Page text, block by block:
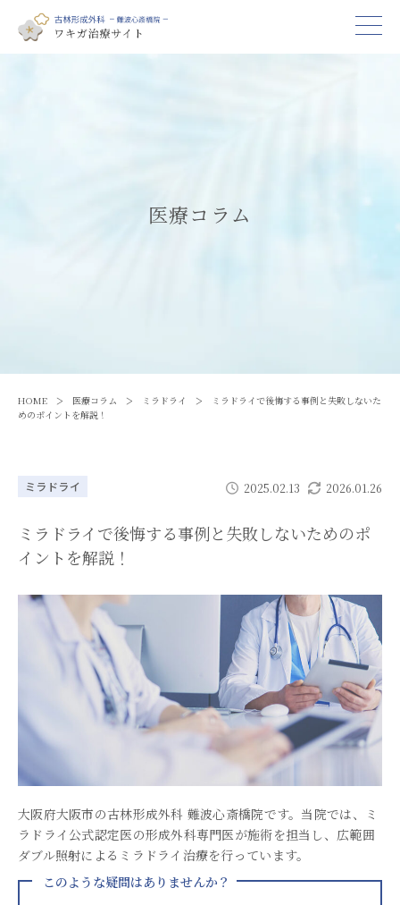
医療コラム
HOME > 医療コラム > ミラドライ >
ミラドライで後悔する事例と失敗しないた
めのポイントを解説！
ミラドライ 2025.02.13 2026.01.26
ミラドライで後悔する事例と失敗しないためのポ
イントを解説！
大阪府大阪市の古林形成外科 難波心斎橋院です。当院では、ミ
ラドライ公式認定医の形成外科専門医が施術を担当し、広範囲
ダブル照射によるミラドライ治療を行っています。
このような疑問はありませんか？